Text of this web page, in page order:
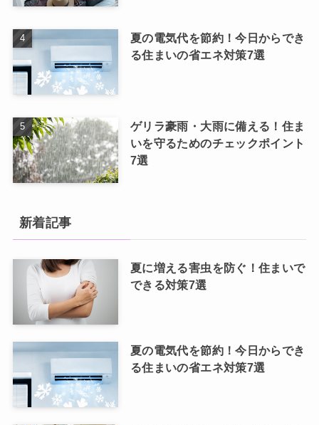
夏の電気代を節約！今日からでき
る住まいの省エネ対策7選
ゲリラ豪雨・大雨に備える！住ま
いを守るためのチェックポイント
7選
新着記事
夏に増える害虫を防ぐ！住まいで
できる対策7選
夏の電気代を節約！今日からでき
る住まいの省エネ対策7選